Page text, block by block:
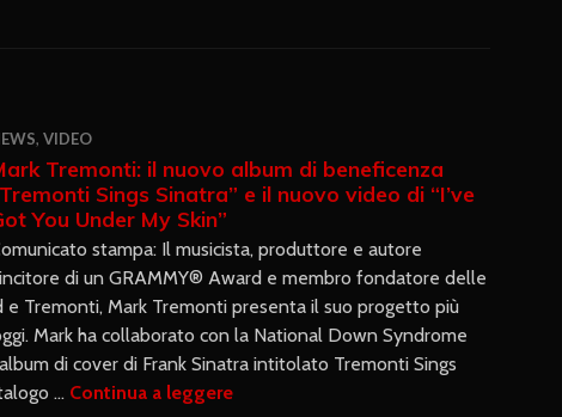
, VIDEO
Tremonti: il nuovo album di beneficenza
Sings Sinatra” e il nuovo video di “I’ve
You Under My Skin”
stampa: Il musicista, produttore e autore
di un GRAMMY® Award e membro fondatore delle
e Tremonti, Mark Tremonti presenta il suo progetto più
Mark ha collaborato con la National Down Syndrome
di cover di Frank Sinatra intitolato Tremonti Sings
… Continua a leggere